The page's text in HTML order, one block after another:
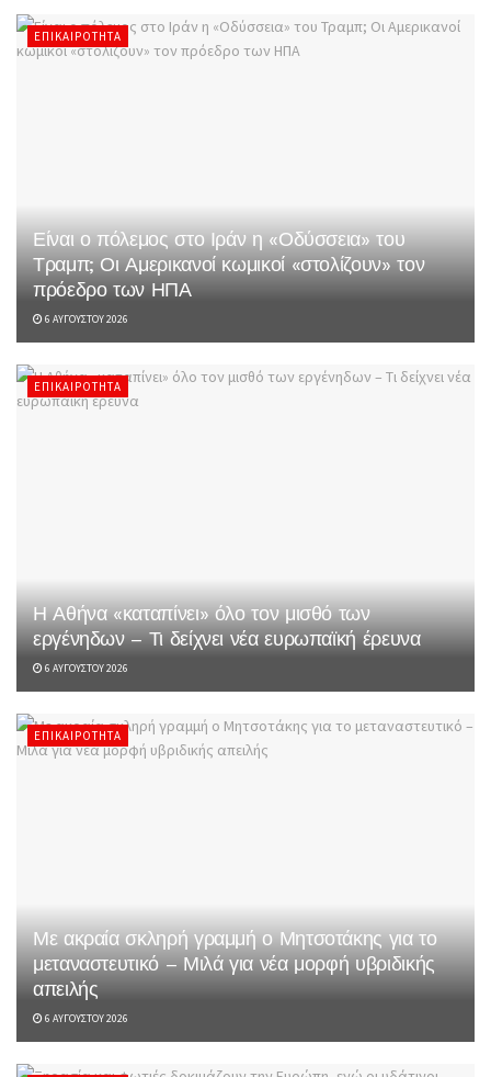
ΕΠΙΚΑΙΡΌΤΗΤΑ
Είναι ο πόλεμος στο Ιράν η «Οδύσσεια» του
Τραμπ; Οι Αμερικανοί κωμικοί «στολίζουν» τον
πρόεδρο των ΗΠΑ
6 ΑΥΓΟΎΣΤΟΥ 2026
ΕΠΙΚΑΙΡΌΤΗΤΑ
Η Αθήνα «καταπίνει» όλο τον μισθό των
εργένηδων – Τι δείχνει νέα ευρωπαϊκή έρευνα
6 ΑΥΓΟΎΣΤΟΥ 2026
ΕΠΙΚΑΙΡΌΤΗΤΑ
Με ακραία σκληρή γραμμή ο Μητσοτάκης για το
μεταναστευτικό – Μιλά για νέα μορφή υβριδικής
απειλής
6 ΑΥΓΟΎΣΤΟΥ 2026